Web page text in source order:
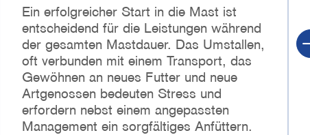
Ein erfolgreicher Start in die Mast ist
entscheidend für die Leistungen während
der gesamten Mastdauer. Das Umstallen,
oft verbunden mit einem Transport, das
Gewöhnen an neues Futter und neue
Artgenossen bedeuten Stress und
erfordern nebst einem angepassten
Management ein sorgfältiges Anfüttern.